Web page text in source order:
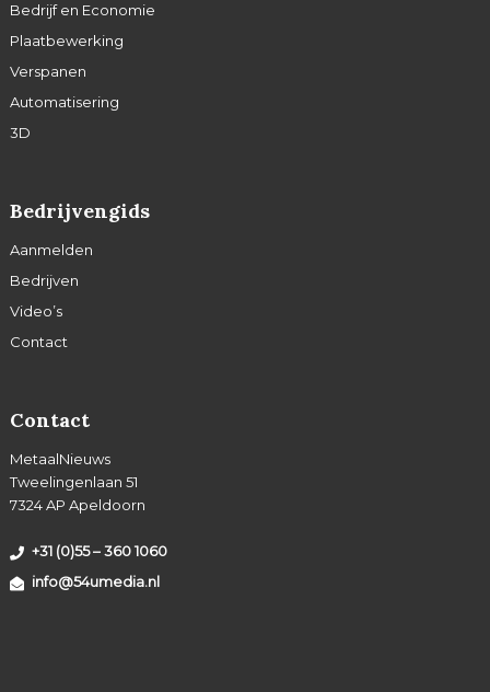
Bedrijf en Economie
Plaatbewerking
Verspanen
Automatisering
3D
Bedrijvengids
Aanmelden
Bedrijven
Video’s
Contact
Contact
MetaalNieuws
Tweelingenlaan 51
7324 AP Apeldoorn
+31 (0)55 – 360 1060
info@54umedia.nl